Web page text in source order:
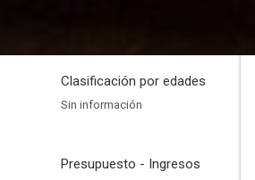
Clasificación por edades
Sin información
Presupuesto - Ingresos